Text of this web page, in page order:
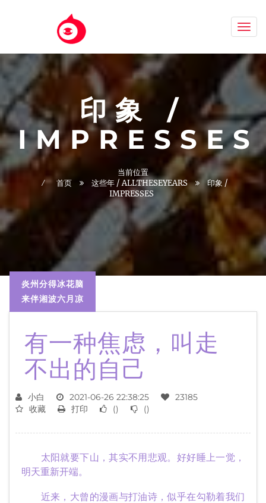
印象 /
IMPRESSES
当前位置
首页
这些年 / ALLTHESEYEARS
印象 /
IMPRESSES
炎州分得冰花脑
来伴湘波六月凉
有一种焦虑，叫走
不出的自己
小白 2021-06-26 22:38:25
23185
收藏
打印 () ()
太阳就要下山，其实不用悲观。好好睡上一觉，
明天重新开端。
近来，大曾的漫画与打油诗，似乎在勾勒着我们